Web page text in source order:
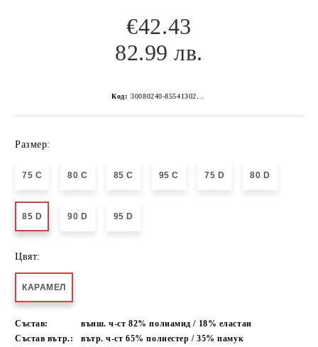
€42.43
82.99 лв.
Код:
Размер:
75 C 80 C 85 C 95 C 75 D 80 D
85 D 90 D 95 D
Цвят:
КАРАМЕЛ
Състав:
външ. ч-ст 82% полиамид / 18% еластан
Състав вътр.:
вътр. ч-ст 65% полиестер / 35% памук